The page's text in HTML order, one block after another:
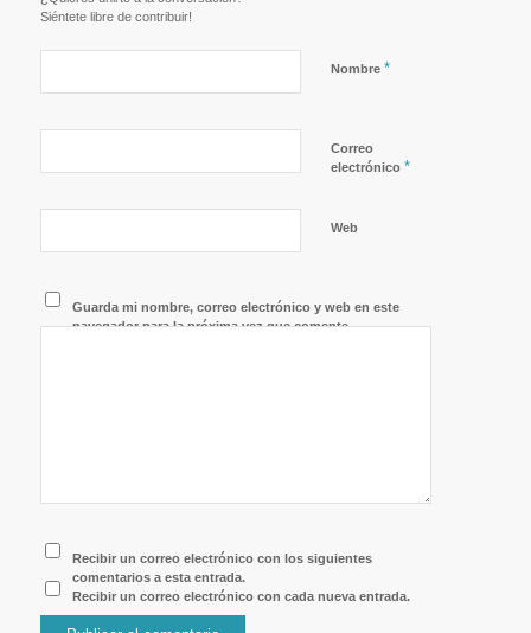
Siéntete libre de contribuir!
Nombre *
Correo
electrónico *
Web
Guarda mi nombre, correo electrónico y web en este
navegador para la próxima vez que comente.
Recibir un correo electrónico con los siguientes
comentarios a esta entrada.
Recibir un correo electrónico con cada nueva entrada.